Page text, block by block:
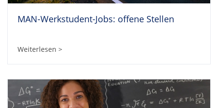
MAN-Werkstudent-Jobs: offene Stellen
Weiterlesen >